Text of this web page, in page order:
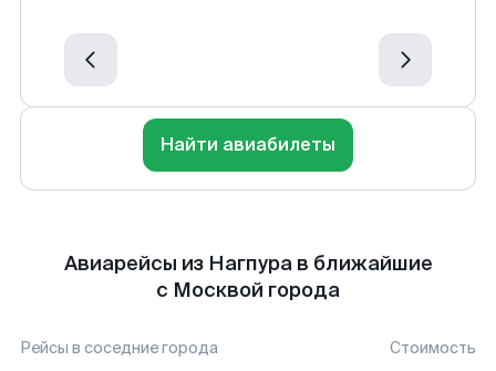
Найти авиабилеты
Авиарейсы из Нагпура в ближайшие
с Москвой города
Рейсы в соседние города Стоимость